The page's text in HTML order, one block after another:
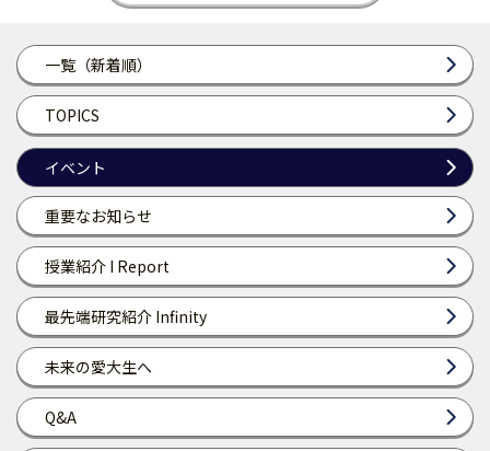
一覧（新着順）
TOPICS
イベント
重要なお知らせ
授業紹介 I Report
最先端研究紹介 Infinity
未来の愛大生へ
Q&A